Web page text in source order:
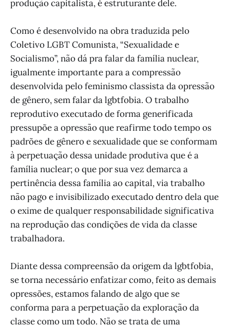
produção capitalista, é estruturante dele.
Como é desenvolvido na obra traduzida pelo
Coletivo LGBT Comunista, “Sexualidade e
Socialismo”, não dá pra falar da família nuclear,
igualmente importante para a compressão
desenvolvida pelo feminismo classista da opressão
de gênero, sem falar da lgbtfobia. O trabalho
reprodutivo executado de forma generificada
pressupõe a opressão que reafirme todo tempo os
padrões de gênero e sexualidade que se conformam
à perpetuação dessa unidade produtiva que é a
família nuclear; o que por sua vez demarca a
pertinência dessa família ao capital, via trabalho
não pago e invisibilizado executado dentro dela que
o exime de qualquer responsabilidade significativa
na reprodução das condições de vida da classe
trabalhadora.
Diante dessa compreensão da origem da lgbtfobia,
se torna necessário enfatizar como, feito as demais
opressões, estamos falando de algo que se
conforma para a perpetuação da exploração da
classe como um todo. Não se trata de uma